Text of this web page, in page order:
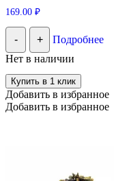
169.00 ₽
- +
Подробнее
Нет в наличии
Купить в 1 клик
Добавить в избранное
Добавить в избранное